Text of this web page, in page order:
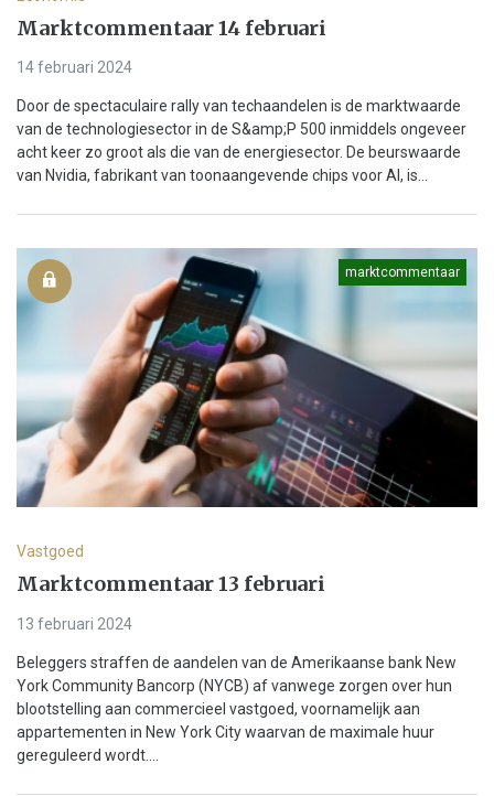
Marktcommentaar 14 februari
14 februari 2024
Door de spectaculaire rally van techaandelen is de marktwaarde
van de technologiesector in de S&amp;P 500 inmiddels ongeveer
acht keer zo groot als die van de energiesector. De beurswaarde
van Nvidia, fabrikant van toonaangevende chips voor AI, is...
marktcommentaar
Vastgoed
Marktcommentaar 13 februari
13 februari 2024
Beleggers straffen de aandelen van de Amerikaanse bank New
York Community Bancorp (NYCB) af vanwege zorgen over hun
blootstelling aan commercieel vastgoed, voornamelijk aan
appartementen in New York City waarvan de maximale huur
gereguleerd wordt....